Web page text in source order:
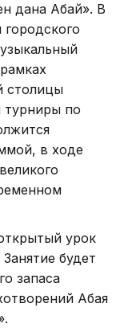
дана Абай». В
столицы
турниры по
в ходе
урок
будет
запаса
Абая